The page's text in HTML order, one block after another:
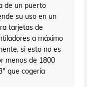
de un puerto
su uso en un
tarjetas de
a máximo
si esto no es
menos de 1800
que cogería